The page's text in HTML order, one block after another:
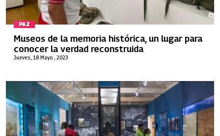
PAZ
Jueves, 18 Mayo , 2023
Museos de la memoria histórica, un lugar para
conocer la verdad reconstruida